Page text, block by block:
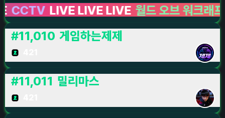
LIVE LIVE LIVE 월드 오브 워크래프트: 한
#11,010 게임하는제제
#11,011 밀리마스